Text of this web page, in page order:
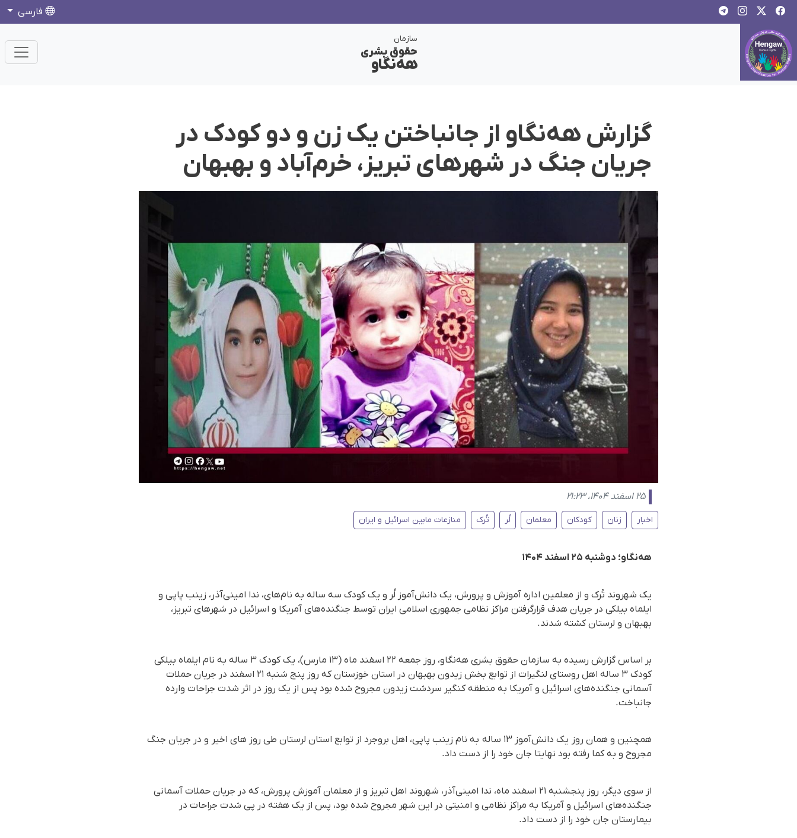
فارسی
سازمان
حقوق بشری
هەنگاو
گزارش هه‌نگاو از جانباختن یک زن و دو کودک در
جریان جنگ در شهرهای تبریز، خرم‌آباد و بهبهان
۲۵ اسفند ۱۴۰۴، ۲۱:۲۳
اخبار زنان کودکان معلمان لُر تُرک منازعات مابین اسرائیل و ایران
هه‌نگاو؛ دوشنبه ۲۵ اسفند ۱۴۰۴
یک شهروند تُرک و از معلمین ادارە آموزش و پرورش، یک دانش‌آموز لُر و یک کودک سە سالە بە نام‌های، ندا امینی‌آذر، زینب پاپی و
ایلماه بیلکی در جریان هدف قرارگرفتن مراکز نظامی جمهوری اسلامی ایران توسط جنگنده‌های آمریکا و اسرائیل در شهرهای تبریز،
بهبهان و لرستان کشتە شدند.
بر اساس گزارش رسیده به سازمان حقوق بشری هه‌نگاو، روز جمعه ۲۲ اسفند ماه (۱۳ مارس)، یک کودک ۳ ساله به نام ایلماه بیلکی
کودک ۳ ساله اهل روستای لنگیرات از توابع بخش زیدون بهبهان در استان خوزستان کە روز پنج شنبە ٢١ اسفند در جریان حملات
آسمانی جنگنده‌های اسرائیل و آمریکا به منطقه کنگیر سردشت زیدون مجروح شدە بود پس از یک روز در اثر شدت جراحات وارده
جانباخت.
همچنین و همان روز یک دانش‌آموز ۱۳ ساله بە نام زینب پاپی، اهل بروجرد از توابع استان لرستان طی روز های اخیر و در جریان جنگ
مجروح و بە کما رفتە بود نهایتا جان خود را از دست داد.
از سوی دیگر، روز پنجشنبه ۲۱ اسفند ماه، ندا امینی‌آذر، شهروند اهل تبریز و از معلمان آموزش پرورش، کە در جریان حملات آسمانی
جنگنده‌های اسرائیل و آمریکا به مراکز نظامی و امنیتی در این شهر مجروح شدە بود، پس از یک هفتە در پی شدت جراحات در
بیمارستان جان خود را از دست داد.